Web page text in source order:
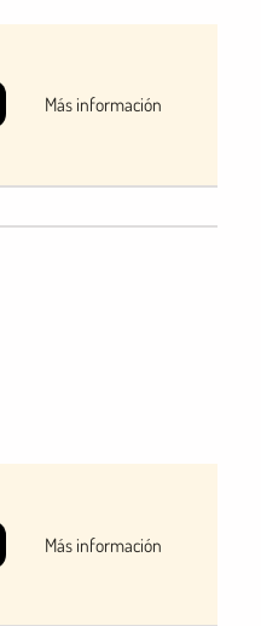
Más información
Más información